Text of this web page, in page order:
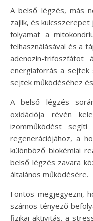
A belső légzés, más
zajlik, és
folyamat a
felhasználásával és a
adenozin-trifoszfátot
energiaforrás a sejtek
sejtek működéséhez
A belső légzés
oxidációja révén
izomműködést
regenerációjához, a
különböző biokémiai
belső légzés zavara
általános működésére.
Fontos megjegyezni,
számos tényező
fizikai aktivitás, a